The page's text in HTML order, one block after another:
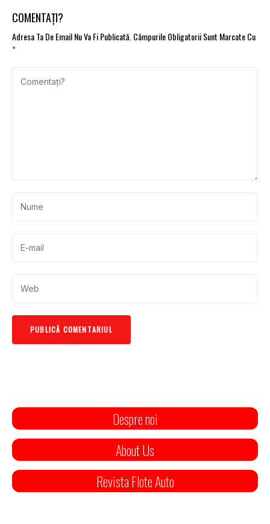
COMENTAȚI?
Adresa Ta De Email Nu Va Fi Publicată.Câmpurile Obligatorii Sunt Marcate Cu
*
Despre noi
About Us
Revista Flote Auto